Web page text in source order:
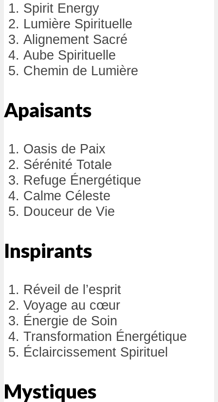
Spirit Energy
Lumière Spirituelle
Alignement Sacré
Aube Spirituelle
Chemin de Lumière
Apaisants
Oasis de Paix
Sérénité Totale
Refuge Énergétique
Calme Céleste
Douceur de Vie
Inspirants
Réveil de l’esprit
Voyage au cœur
Énergie de Soin
Transformation Énergétique
Éclaircissement Spirituel
Mystiques